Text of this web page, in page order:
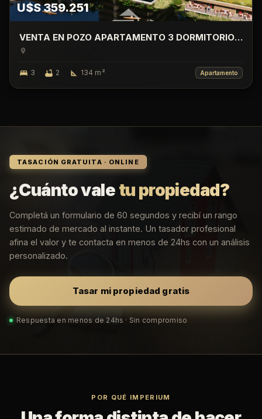
U$S 359.251
VENTA EN POZO APARTAMENTO 3 DORMITORIO
CON TERRAZA, LAGO CALCAGNO, CIUDAD DE LA
3 2 134 m² Apartamento
TASACIÓN GRATUITA · ONLINE
¿Cuánto vale tu propiedad?
Completá un formulario de 60 segundos y recibí un rango
estimado de mercado al instante. Un tasador profesional
afina el valor y te contacta en menos de 24hs con un análisis
personalizado.
Tasar mi propiedad gratis
Respuesta en menos de 24hs · Sin compromiso
POR QUÉ IMPERIUM